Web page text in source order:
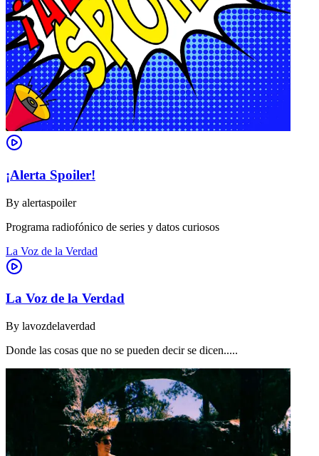
¡Alerta Spoiler!
By alertaspoiler
Programa radiofónico de series y datos curiosos
La Voz de la Verdad
La Voz de la Verdad
By lavozdelaverdad
Donde las cosas que no se pueden decir se dicen.....